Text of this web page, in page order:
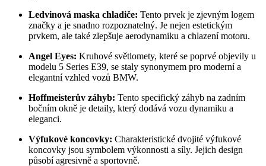
Ledvinová maska chladiče: Tento prvek je zjevným logem
značky a je snadno rozpoznatelný. Je nejen estetickým
prvkem, ale také zlepšuje aerodynamiku a chlazení motoru.
Angel Eyes: Kruhové světlomety, které se poprvé objevily u
modelu 5 Series E39, se staly synonymem pro moderní a
elegantní vzhled vozů BMW.
Hoffmeisterův záhyb: Tento specifický záhyb na zadním
bočním okně je detaily, který dodává vozu dynamiku a
eleganci.
Výfukové koncovky: Charakteristické dvojité výfukové
koncovky jsou symbolem výkonnosti a síly. Jejich design
působí agresivně a sportovně.